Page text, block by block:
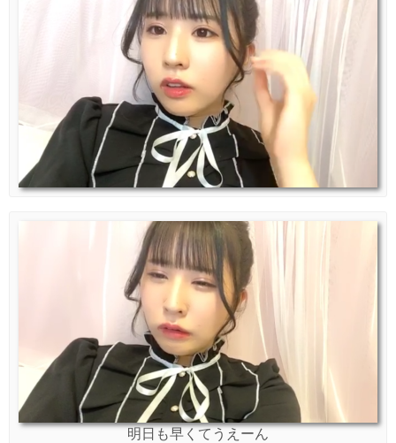
明日も早くてうえーん